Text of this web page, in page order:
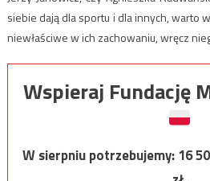
siebie dają dla sportu i dla innych, warto
niewłaściwe w ich zachowaniu, wręcz
Wspieraj Fundację
W sierpniu potrzebujemy:16